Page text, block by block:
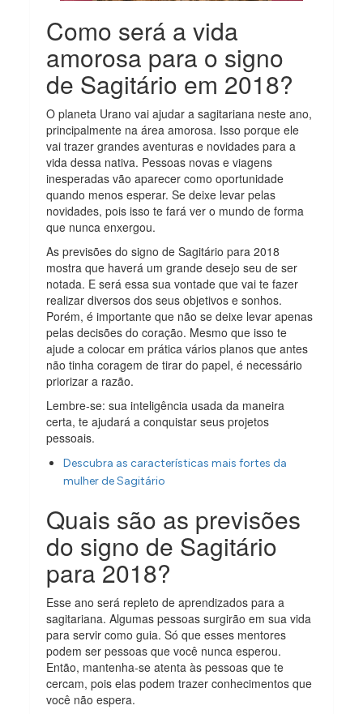
Como será a vida
amorosa para o signo
de Sagitário em 2018?
O planeta Urano vai ajudar a sagitariana neste ano,
principalmente na área amorosa. Isso porque ele
vai trazer grandes aventuras e novidades para a
vida dessa nativa. Pessoas novas e viagens
inesperadas vão aparecer como oportunidade
quando menos esperar. Se deixe levar pelas
novidades, pois isso te fará ver o mundo de forma
que nunca enxergou.
As previsões do signo de Sagitário para 2018
mostra que haverá um grande desejo seu de ser
notada. E será essa sua vontade que vai te fazer
realizar diversos dos seus objetivos e sonhos.
Porém, é importante que não se deixe levar apenas
pelas decisões do coração. Mesmo que isso te
ajude a colocar em prática vários planos que antes
não tinha coragem de tirar do papel, é necessário
priorizar a razão.
Lembre-se: sua inteligência usada da maneira
certa, te ajudará a conquistar seus projetos
pessoais.
Descubra as características mais fortes da
mulher de Sagitário
Quais são as previsões
do signo de Sagitário
para 2018?
Esse ano será repleto de aprendizados para a
sagitariana. Algumas pessoas surgirão em sua vida
para servir como guia. Só que esses mentores
podem ser pessoas que você nunca esperou.
Então, mantenha-se atenta às pessoas que te
cercam, pois elas podem trazer conhecimentos que
você não espera.